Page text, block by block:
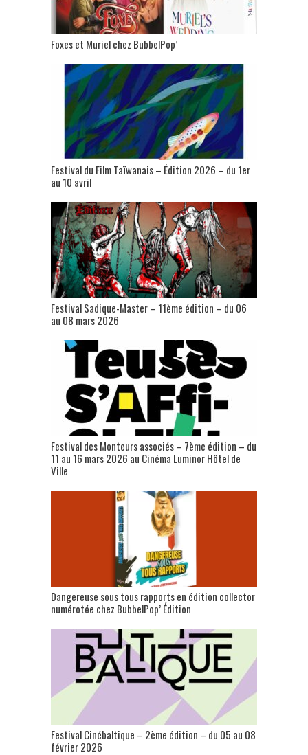
Foxes et Muriel chez BubbelPop’
Festival du Film Taïwanais – Édition 2026 – du 1er
au 10 avril
Festival Sadique-Master – 11ème édition – du 06
au 08 mars 2026
Festival des Monteurs associés – 7ème édition – du
11 au 16 mars 2026 au Cinéma Luminor Hôtel de
Ville
Dangereuse sous tous rapports en édition collector
numérotée chez BubbelPop’ Édition
Festival Cinébaltique – 2ème édition – du 05 au 08
février 2026